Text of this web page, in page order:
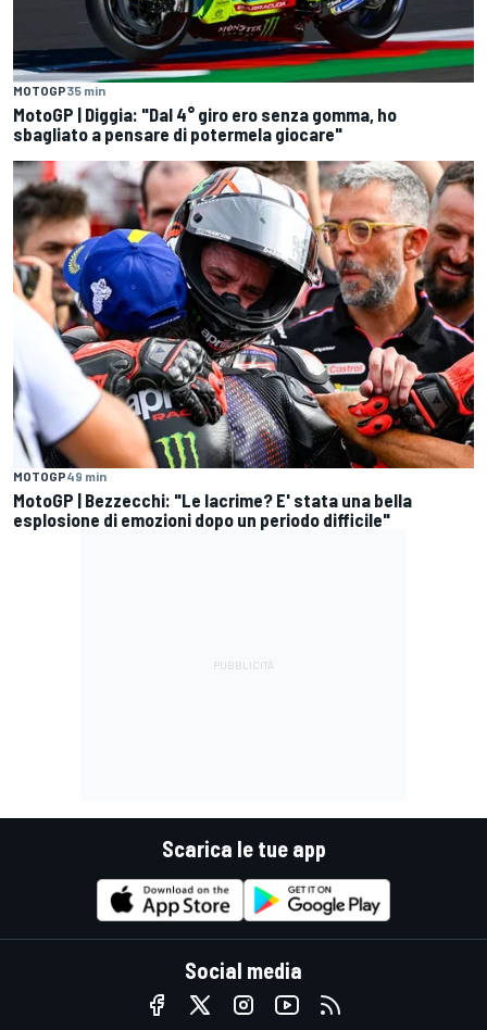
MOTOGP35 min
MotoGP | Diggia: "Dal 4° giro ero senza gomma, ho
sbagliato a pensare di potermela giocare"
MOTOGP49 min
MotoGP | Bezzecchi: "Le lacrime? E' stata una bella
esplosione di emozioni dopo un periodo difficile"
Scarica le tue app
Social media